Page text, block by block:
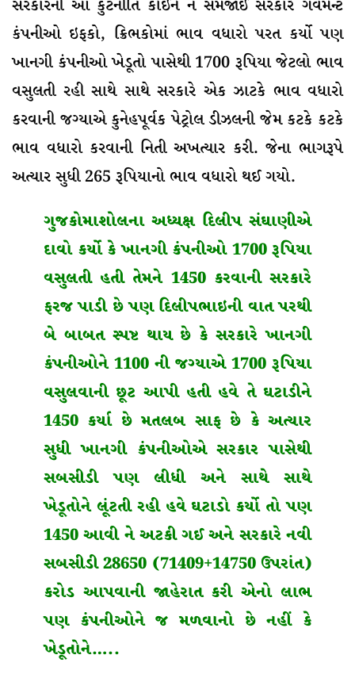
સરકારની આ કુટનીતિ કોઈને ન સમજાઈ સરકારે ગવર્મેન્ટ
કંપનીઓ ઇફકો, ક્રિભકોમાં ભાવ વધારો પરત કર્યો પણ
ખાનગી કંપનીઓ ખેડૂતો પાસેથી 1700 રૂપિયા જેટલો ભાવ
વસુલતી રહી સાથે સાથે સરકારે એક ઝાટકે ભાવ વધારો
કરવાની જગ્યાએ કુનેહપૂર્વક પેટ્રોલ ડીઝલની જેમ કટકે કટકે
ભાવ વધારો કરવાની નિતી અખત્યાર કરી. જેના ભાગરૂપે
અત્યાર સુધી 265 રૂપિયાનો ભાવ વધારો થઈ ગયો.
ગુજકોમાશોલના અધ્યક્ષ દિલીપ સંઘાણીએ
દાવો કર્યો કે ખાનગી કંપનીઓ 1700 રૂપિયા
વસુલતી હતી તેમને 1450 કરવાની સરકારે
ફરજ પાડી છે પણ દિલીપભાઇની વાત પરથી
બે બાબત સ્પષ્ટ થાય છે કે સરકારે ખાનગી
કંપનીઓને 1100 ની જગ્યાએ 1700 રૂપિયા
વસુલવાની છૂટ આપી હતી હવે તે ઘટાડીને
1450 કર્યા છે મતલબ સાફ છે કે અત્યાર
સુધી ખાનગી કંપનીઓએ સરકાર પાસેથી
સબસીડી પણ લીધી અને સાથે સાથે
ખેડૂતોને લૂંટતી રહી હવે ઘટાડો કર્યો તો પણ
1450આવી ને અટકી ગઈ અને સરકારે નવી
સબસીડી28650 (71409+14750ઉપરાંત)
કરોડ આપવાની જાહેરાત કરી એનો લાભ
પણ કંપનીઓને જ મળવાનો છે નહીં કે
ખેડૂતોને…..